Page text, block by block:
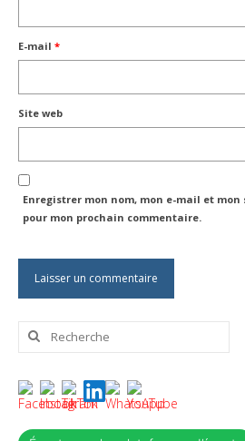
E-mail *
Site web
Enregistrer mon nom, mon e-mail et
pour mon prochain commentaire.
Rechercher